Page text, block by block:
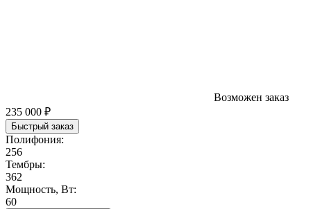
Возможен заказ
235 000 ₽
Быстрый заказ
Полифония:
256
Тембры:
362
Мощность, Вт:
60